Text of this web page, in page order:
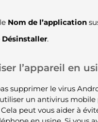
Nom de l’application
Désinstaller.
l’appareil en
supprimer le virus
un antivirus mobile
peut vous aider à